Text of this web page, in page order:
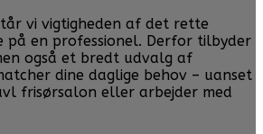
vi vigtigheden af det rette
en professionel. Derfor tilbyder
også et bredt udvalg af
dine daglige behov – uanset
frisørsalon eller arbejder med